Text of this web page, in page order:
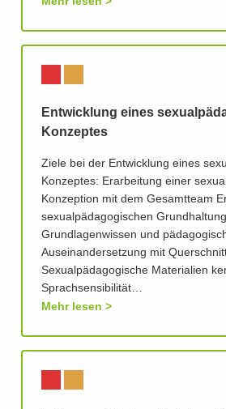
Entwicklung eines
Konzeptes
Ziele bei der Entwicklung eines
Konzeptes: Erarbeitung einer
Konzeption mit dem Gesamtteam
sexualpädagogischen
Grundlagenwissen und
Auseinandersetzung mit
Sexualpädagogische Materialien
Sprachsensibilität…
Mehr lesen